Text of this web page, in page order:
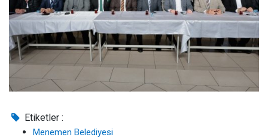
Etiketler :
Menemen Belediyesi